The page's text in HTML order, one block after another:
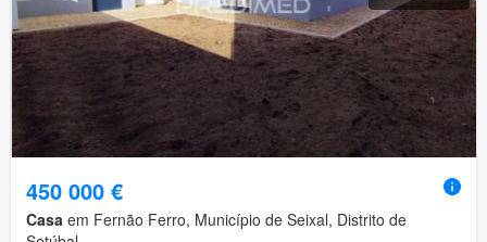
450 000 €
Casa em Fernão Ferro, Município de Seixal, Distrito de